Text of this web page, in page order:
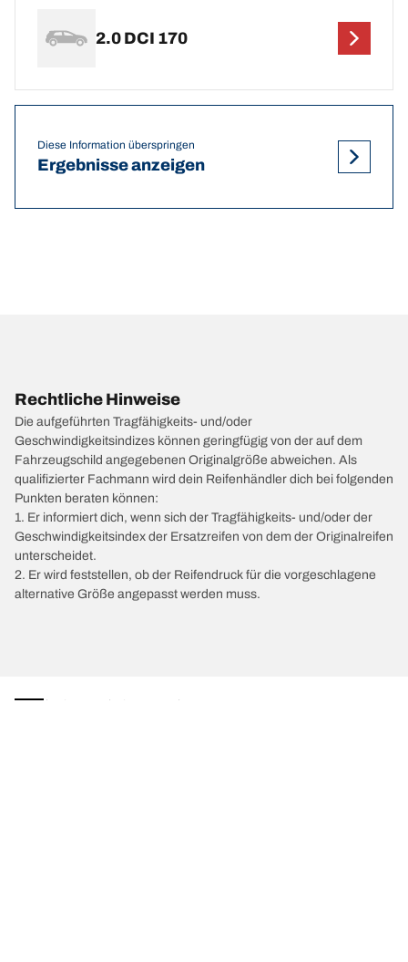
2.0 DCI 170
Diese Information überspringen
Ergebnisse anzeigen
Rechtliche Hinweise
Die aufgeführten Tragfähigkeits- und/oder
Geschwindigkeitsindizes können geringfügig von der auf dem
Fahrzeugschild angegebenen Originalgröße abweichen. Als
qualifizierter Fachmann wird dein Reifenhändler dich bei folgenden
Punkten beraten können:
1. Er informiert dich, wenn sich der Tragfähigkeits- und/oder der
Geschwindigkeitsindex der Ersatzreifen von dem der Originalreifen
unterscheidet.
2. Er wird feststellen, ob der Reifendruck für die vorgeschlagene
alternative Größe angepasst werden muss.